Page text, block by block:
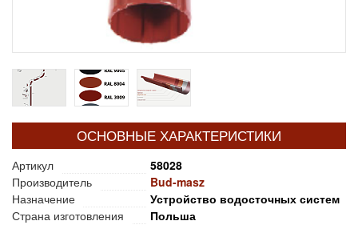
ОСНОВНЫЕ ХАРАКТЕРИСТИКИ
Артикул
58028
Производитель
Bud-masz
Назначение
Устройство водосточных систем
Страна изготовления
Польша